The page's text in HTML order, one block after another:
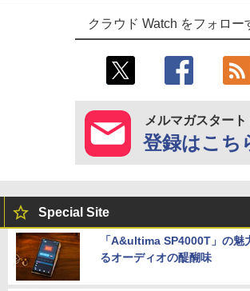
クラウド Watch をフォロー
メルマガスタート
登録はこち
Special Site
「A&ultima SP4000T」の魅
るオーディオの醍醐味